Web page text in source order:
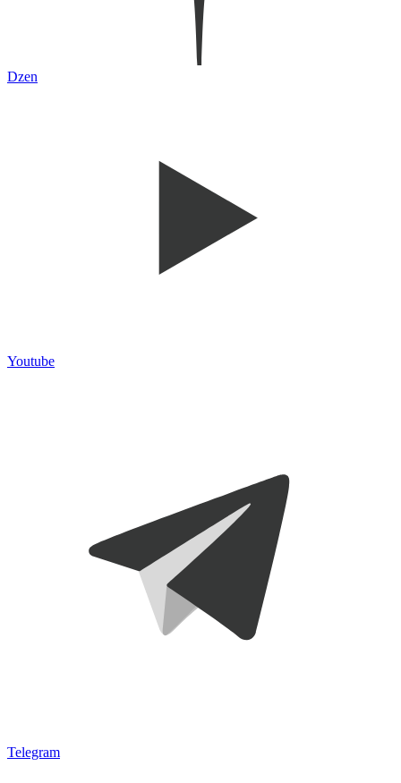
Dzen
Youtube
Telegram